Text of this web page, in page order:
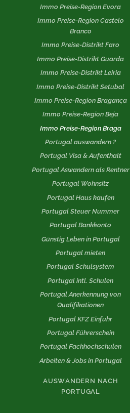
Immo Preise-Region Evora
Immo Preise-Region Castelo
Branco
Immo Preise-Distrikt Faro
Immo Preise-Distrikt Guarda
Immo Preise-Distrikt Leiria
Immo Preise-Distrikt Setubal
Immo Preise-Region Bragança
Immo Preise-Region Beja
Immo Preise-Region Braga
Portugal auswandern ?
Portugal Visa & Aufenthalt
Portugal Aswandern als Rentner
Portugal Wohnsitz
Portugal Haus kaufen
Portugal Steuer Nummer
Portugal Bankkonto
Günstig Leben in Portugal
Portugal mieten
Portugal Schulsystem
Portugal intl. Schulen
Portugal Anerkennung von
Qualifikationen
Portugal KFZ Einfuhr
Portugal Führerschein
Portugal Fachhochschulen
Arbeiten & Jobs in Portugal
AUSWANDERN NACH
PORTUGAL